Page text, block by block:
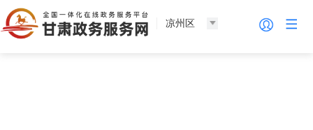
凉州区